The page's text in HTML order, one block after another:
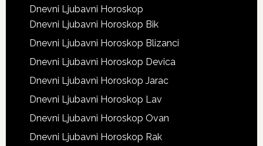
Dnevni Ljubavni Horoskop
Dnevni Ljubavni Horoskop Bik
Dnevni Ljubavni Horoskop Blizanci
Dnevni Ljubavni Horoskop Devica
Dnevni Ljubavni Horoskop Jarac
Dnevni Ljubavni Horoskop Lav
Dnevni Ljubavni Horoskop Ovan
Dnevni Ljubavni Horoskop Rak